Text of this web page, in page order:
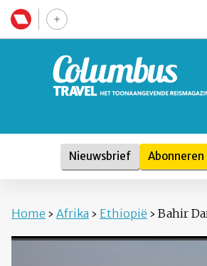
Nieuwsbrief Abonneren
Home › Afrika › Ethiopië › Bahir